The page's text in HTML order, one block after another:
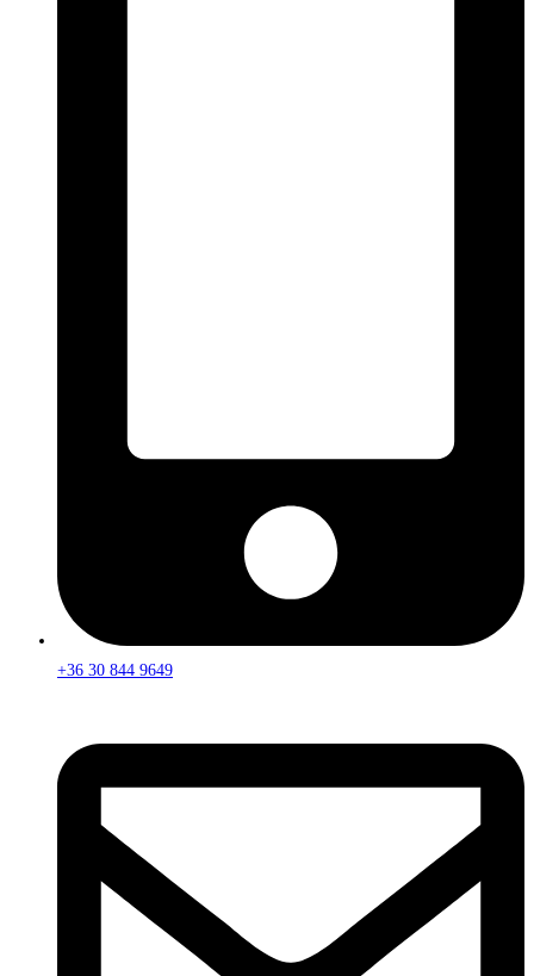
+36 30 844 9649